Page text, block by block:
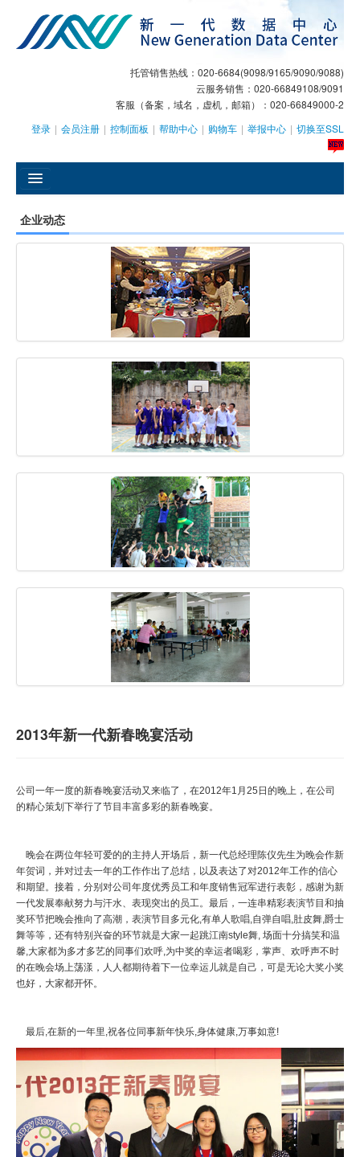
托管销售热线：020-6684(9098/9165/9090/9088)
云服务销售：020-66849108/9091
客服（备案，域名，虚机，邮箱）：020-66849000-2
登录 | 会员注册 | 控制面板 | 帮助中心 | 购物车 | 举报中心 | 切换至SSL
GEO
主机托管
企业动态
2013年新一代新春晚宴活动
公司一年一度的新春晚宴活动又来临了，在2012年1 月25 日的晚上，在公司
的精心策划下举行了节目丰富多彩的新春晚宴。
晚会在两位年轻可爱的的主持人开场后，新一代总经理陈仪先生为晚会作新
年贺词，并对过去一年的工作作出了总结，以及表达了对2012年工作的信心
和期望。接着，分别对公司年度优秀员工和年度销售冠军进行表彰，感谢为新
一代发展奉献努力与汗水、表现突出的员工。最后，一连串精彩表演节目和抽
奖环节把晚会推向了高潮，表演节目多元化,有单人歌唱,自弹自唱,肚皮舞,爵士
舞等等，还有特别兴奋的环节就是大家一起跳江南style舞, 场面十分搞笑和温
馨,大家都为多才多艺的同事们欢呼,为中奖的幸运者喝彩，掌声、欢呼声不时
的在晚会场上荡漾，人人都期待着下一位幸运儿就是自己，可是无论大奖小奖
也好，大家都开怀。
最后,在新的一年里,祝各位同事新年快乐,身体健康,万事如意!